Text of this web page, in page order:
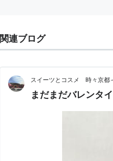
関連ブログ
スイーツとコスメ 時々京都
まだまだバレンタ